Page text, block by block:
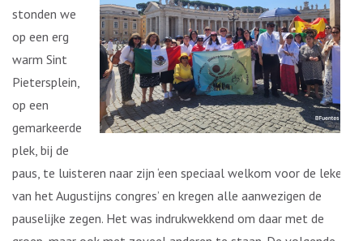
stonden we
op een erg
warm Sint
Pietersplein,
op een
gemarkeerde
plek, bij de
paus, te luisteren naar zijn ‘een speciaal welkom voor de leken
van het Augustijns congres’ en kregen alle aanwezigen de
pauselijke zegen. Het was indrukwekkend om daar met de